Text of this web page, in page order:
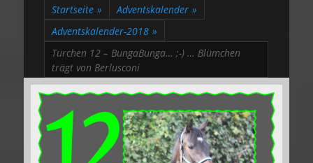
Startseite » Adventskalender »
Adventskalender-2018 »
Türchen 12 – BungaBunga… ;-) … Blümchen
trägt von Berlusconi